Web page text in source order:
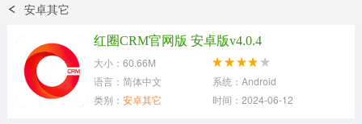
动作射击
冒险解谜
体育竞技
安卓其它
红圈CRM官网版 安卓版v4.0.4
大小：60.66M
语言：简体中文
系统：Android
类别： 安卓其它 时间：2024-06-12